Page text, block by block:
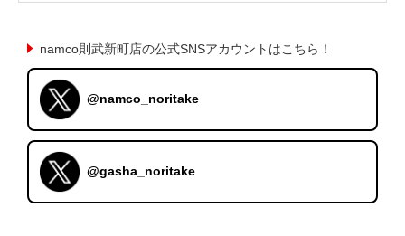
namco則武新町店の公式SNSアカウントはこちら！
@namco_noritake
@gasha_noritake